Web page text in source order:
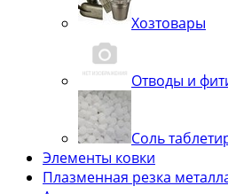
Хозтовары
Отводы и
Соль
Элементы ковки
Плазменная резка